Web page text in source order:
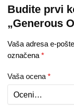
Budite prvi
„Generous
Vaša adresa e-
označena *
Vaša ocena *